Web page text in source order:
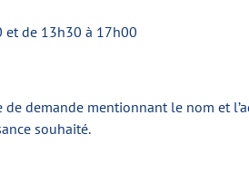
et de 13h30 à 17h00
demande mentionnant le nom et
souhaité.